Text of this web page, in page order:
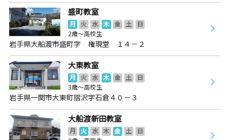
盛町教室
月 火 水 木 金 土
日
2歳～高校生
岩手県大船渡市盛町字 権現堂 １４－２
大東教室
月 火 水 木 金 土
日
3歳～高校生
岩手県一関市大東町摺沢字石倉４０－３
大船渡新田教室
月 火 水 木 金 土
日